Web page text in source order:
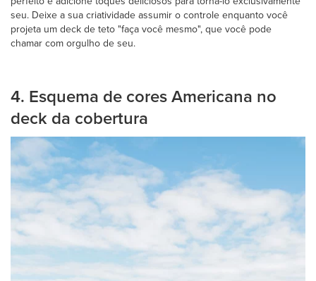
seu. Deixe a sua criatividade assumir o controle enquanto você
projeta um deck de teto "faça você mesmo", que você pode
chamar com orgulho de seu.
4. Esquema de cores Americana no
deck da cobertura